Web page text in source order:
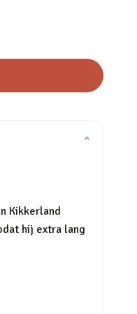
⌄
Kikkerland
hij extra lang